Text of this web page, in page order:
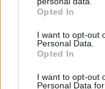
grant or deny
use your data for
consent section.
Opted In
I want to opt-out
Personal Data.
Opted In
I want to opt-out
Personal Data